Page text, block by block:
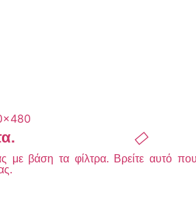
με βάση τα φίλτρα. Βρείτε αυτό που